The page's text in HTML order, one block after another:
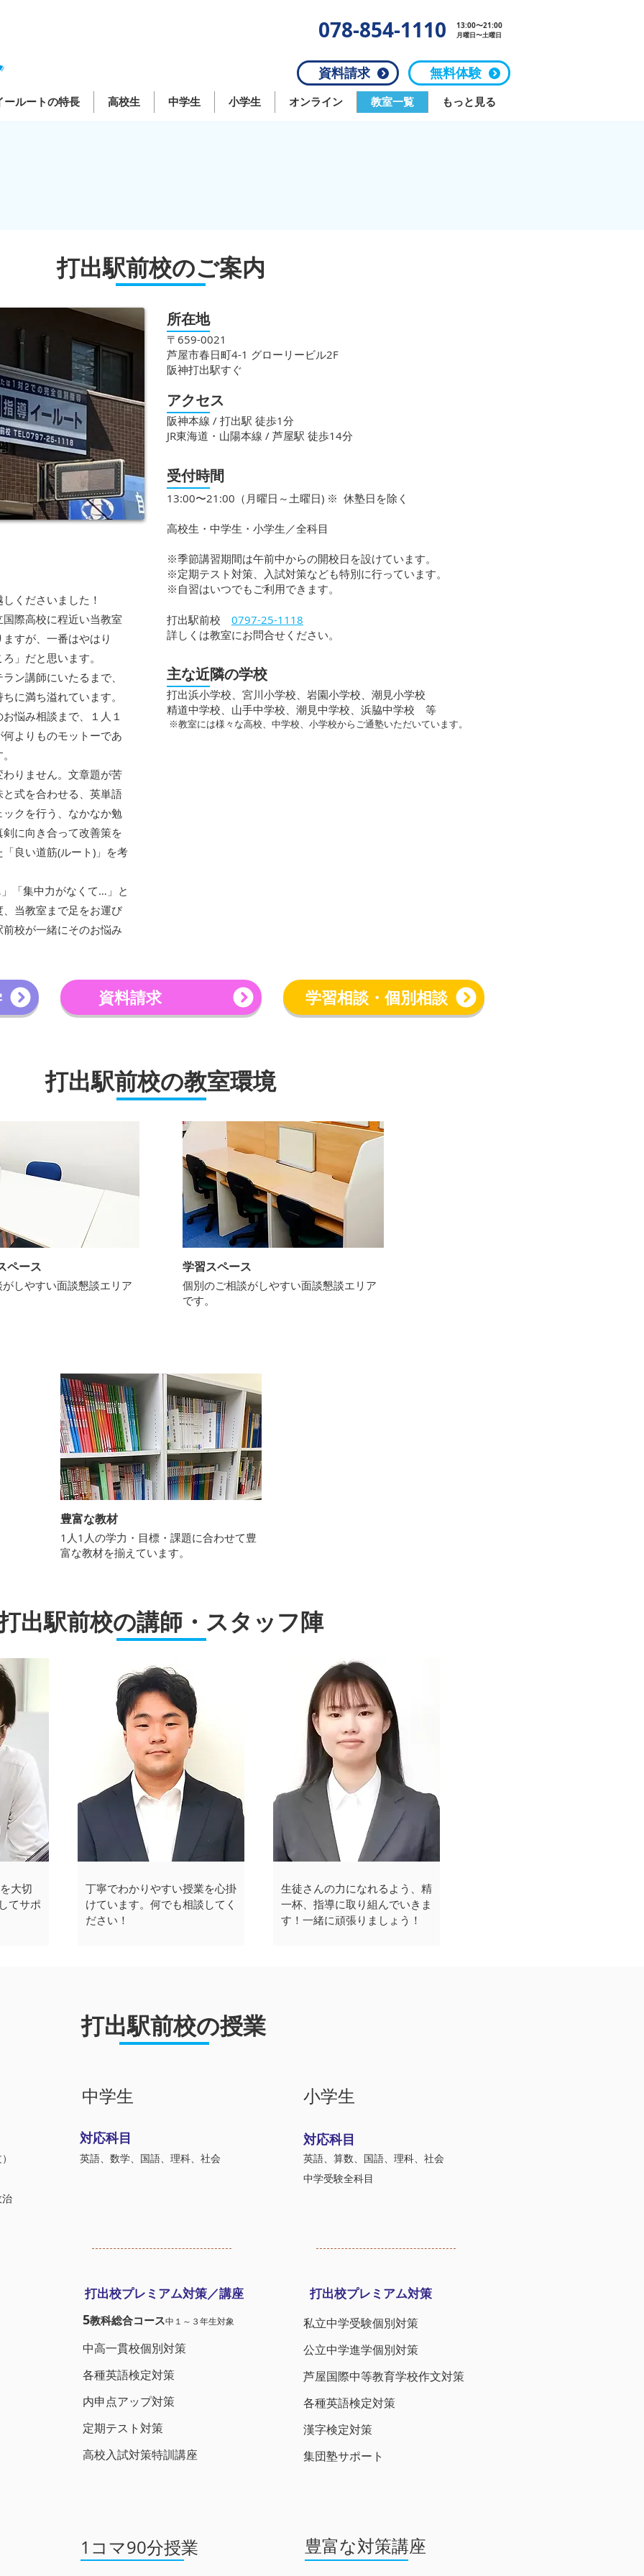
078-854-1110 13:00〜21:00
月曜日〜土曜日
資料請求 無料体験
ールートの特長 高校生 中学生 小学生 オンライン 教室一覧 もっと見る
打出駅前校のご案内
くださいました！
際高校に程近い当教室
すが、一番はやはり
」だと思います。
ン講師にいたるまで、
に満ち溢れています。
悩み相談まで、１人１
よりものモットーであ
りません。文章題が苦
式を合わせる、英単語
クを行う、なかなか勉
に向き合って改善策を
良い道筋(ルート)」を考
「集中力がなくて…」と
当教室まで足をお運び
校が一緒にそのお悩み
所在地
〒659-0021
芦屋市春日町4-1 グローリービル2F
阪神打出駅すぐ
アクセス
阪神本線 / 打出駅 徒歩1分
JR東海道・山陽本線 / 芦屋駅 徒歩14分
受付時間
13:00〜21:00（月曜日～土曜日) ※ 休塾日を除く
高校生・中学生・小学生／全科目
※季節講習期間は午前中からの開校日を設けています。
​※定期テスト対策、入試対策なども特別に行っています。
​※自習はいつでもご利用できます。
打出駅前校​ 0797-25-1118
​​詳しくは教室にお問合せください。
主な近隣の学校
打出浜小学校、宮川小学校、岩園小学校、潮見小学校
精道中学校、山手中学校、潮見中学校、浜脇中学校 等
※教室には様々な高校、中学校、小学校からご通塾いただいています。
資料請求 学習相談・個別相談
打出駅前校の教室環境
ペース
しやすい面談懇談エリア
学習スペース
個別のご相談がしやすい面談懇談エリア
です。
豊富な教材
​1人1人の学力・目標・課題に合わせて豊
富な教材を揃えています。
出駅前校の講師・スタッフ陣
大切
てサポ
丁寧でわかりやすい授業を心掛
けています。何でも相談してく
ださい！
生徒さんの力になれるよう、精
一杯、指導に取り組んでいきま
す！一緒に頑張りましょう！
打出駅前校の授業
中学生
対応科目
英語、数学、国語、理科、社会
打出校プレミアム対策／講座
5教科総合コース中１～３年生対象
​中高一貫校個別対策
各種英語検定対策
​内申点アップ対策
​定期テスト対策
​高校入試対策特訓講座
小学生
対応科目
英語、算数、国語、理科、社会
​中学受験全科目
打出校プレミアム対策
私立中学受験個別対策
​公立中学進学個別対策
芦屋国際中等教育学校作文対策
各種英語検定対策
漢字検定対策
集団塾サポート
1コマ90分授業 ​豊富な対策講座